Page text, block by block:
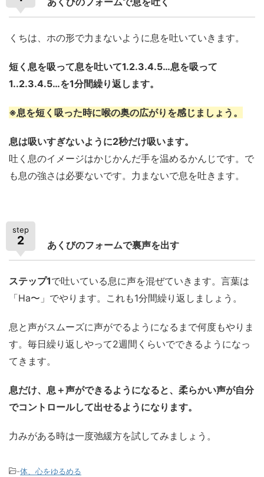
くちは、ホの形で力まないように息を吐いていきます。
短く息を吸って息を吐いて1.2.3.4.5…息を吸って
1..2.3.4.5…を1分間繰り返します。
※息を短く吸った時に喉の奥の広がりを感じましょう。
息は吸いすぎないように2秒だけ吸います。
吐く息のイメージはかじかんだ手を温めるかんじです。で
も息の強さは必要ないです。力まないで息を吐きます。
step
2 あくびのフォームで裏声を出す
ステップ1で吐いている息に声を混ぜていきます。言葉は
「Ha〜」でやります。これも1分間繰り返しましょう。
息と声がスムーズに声がでるようになるまで何度もやりま
す。毎日繰り返しやって2週間くらいでできるようになっ
てきます。
息だけ、息＋声ができるようになると、柔らかい声が自分
でコントロールして出せるようになります。
力みがある時は一度弛緩方を試してみましょう。
-体、心をゆるめる